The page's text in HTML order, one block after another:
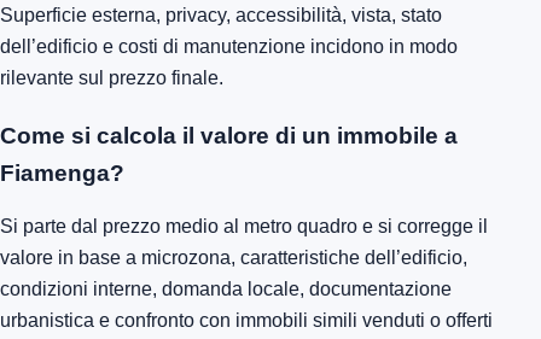
Superficie esterna, privacy, accessibilità, vista, stato
dell’edificio e costi di manutenzione incidono in modo
rilevante sul prezzo finale.
Come si calcola il valore di un immobile a
Fiamenga?
Si parte dal prezzo medio al metro quadro e si corregge il
valore in base a microzona, caratteristiche dell’edificio,
condizioni interne, domanda locale, documentazione
urbanistica e confronto con immobili simili venduti o offerti